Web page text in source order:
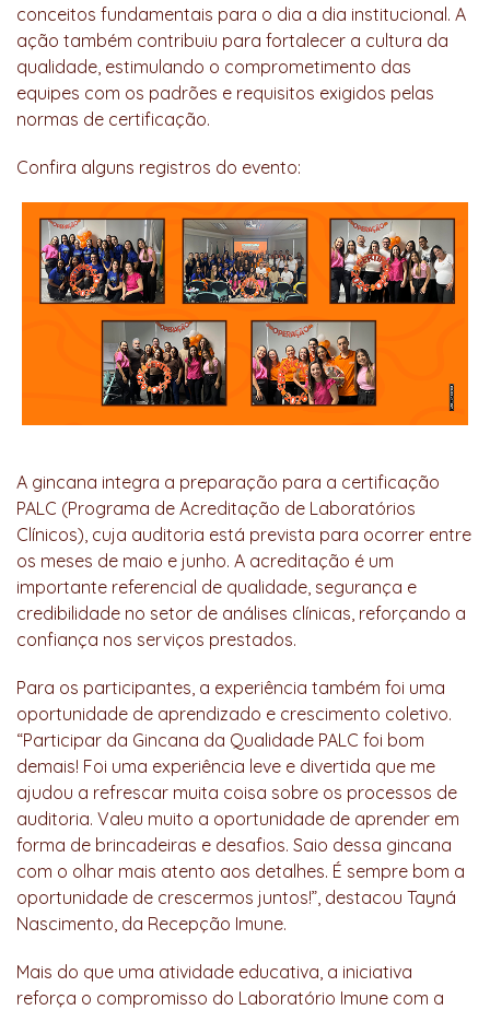
conceitos fundamentais para o dia a dia institucional. A
ação também contribuiu para fortalecer a cultura da
qualidade, estimulando o comprometimento das
equipes com os padrões e requisitos exigidos pelas
normas de certificação.
Confira alguns registros do evento:
A gincana integra a preparação para a certificação
PALC (Programa de Acreditação de Laboratórios
Clínicos), cuja auditoria está prevista para ocorrer entre
os meses de maio e junho. A acreditação é um
importante referencial de qualidade, segurança e
credibilidade no setor de análises clínicas, reforçando a
confiança nos serviços prestados.
Para os participantes, a experiência também foi uma
oportunidade de aprendizado e crescimento coletivo.
“Participar da Gincana da Qualidade PALC foi bom
demais! Foi uma experiência leve e divertida que me
ajudou a refrescar muita coisa sobre os processos de
auditoria. Valeu muito a oportunidade de aprender em
forma de brincadeiras e desafios. Saio dessa gincana
com o olhar mais atento aos detalhes. É sempre bom a
oportunidade de crescermos juntos!”, destacou Tayná
Nascimento, da Recepção Imune.
Mais do que uma atividade educativa, a iniciativa
reforça o compromisso do Laboratório Imune com a